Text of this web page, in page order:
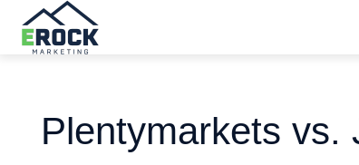
Plentymarkets vs.